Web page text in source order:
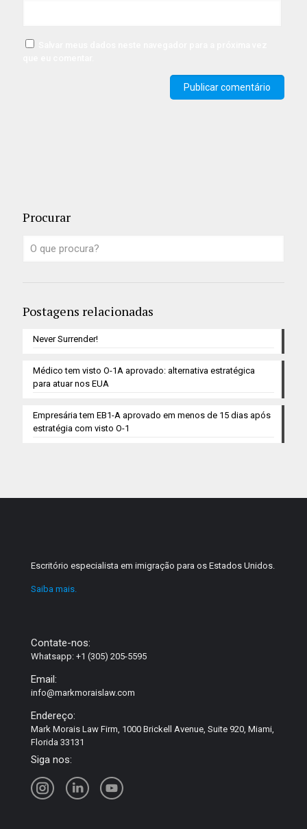
Procurar
Postagens relacionadas
Never Surrender!
Médico tem visto O-1A aprovado: alternativa estratégica
para atuar nos EUA
Empresária tem EB1-A aprovado em menos de 15 dias após
estratégia com visto O-1
Escritório especialista em imigração para os Estados Unidos.
Saiba mais.
Contate-nos:
Whatsapp: +1 (305) 205-5595
Email:
info@markmoraislaw.com
Endereço:
Mark Morais Law Firm, 1000 Brickell Avenue, Suite 920, Miami,
Florida 33131
Siga nos: